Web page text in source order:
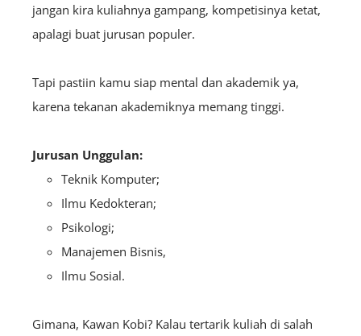
jangan kira kuliahnya gampang, kompetisinya ketat,
apalagi buat jurusan populer.
Tapi pastiin kamu siap mental dan akademik ya,
karena tekanan akademiknya memang tinggi.
Jurusan Unggulan:
Teknik Komputer;
Ilmu Kedokteran;
Psikologi;
Manajemen Bisnis,
Ilmu Sosial.
Gimana, Kawan Kobi? Kalau tertarik kuliah di salah